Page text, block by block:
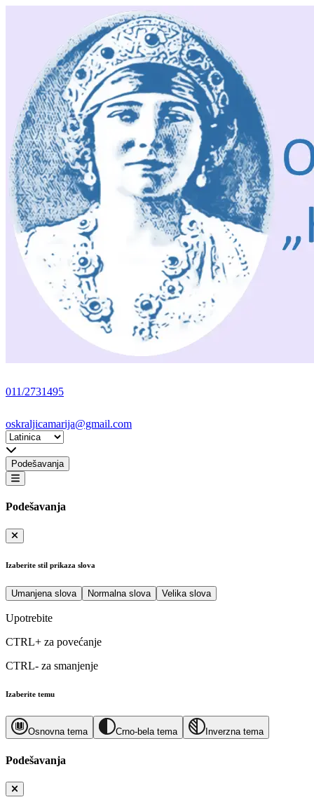
011/2731495
oskraljicamarija@gmail.com
Podešavanja
Podešavanja
Izaberite stil prikaza slova
Umanjena slova Normalna slova Velika slova
Upotrebite
CTRL+ za povećanje
CTRL- za smanjenje
Izaberite temu
Osnovna tema Crno-bela tema Inverzna tema
Podešavanja